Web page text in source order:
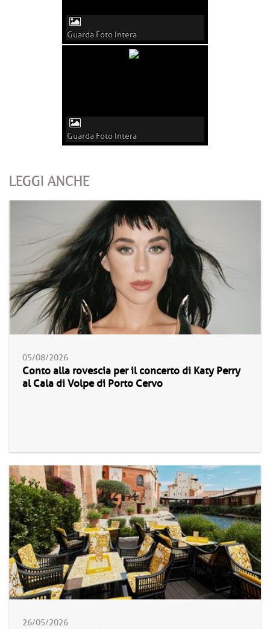
Guarda Foto Intera
Guarda Foto Intera
LEGGI ANCHE
05/08/2026
Conto alla rovescia per il concerto di Katy Perry
al Cala di Volpe di Porto Cervo
26/05/2026